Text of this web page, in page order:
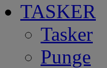
TASKER
Tasker
Punge